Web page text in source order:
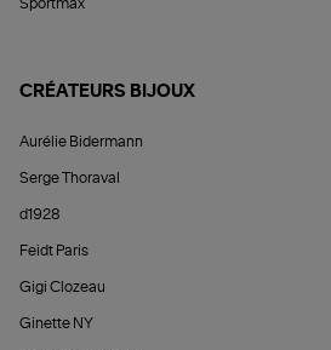
Sportmax
CRÉATEURS BIJOUX
Aurélie Bidermann
Serge Thoraval
d1928
Feidt Paris
Gigi Clozeau
Ginette NY